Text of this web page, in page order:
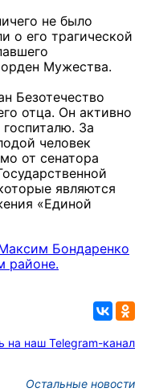
не было
о его трагической
Мужества.
Безотечество
отца. Он активно
За
человек
от сенатора
являются
«Единой
Бондаренко
районе.
на наш Telegram-канал
Остальные новости